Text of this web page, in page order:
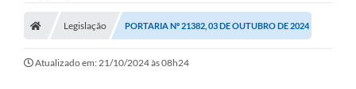
Legislação PORTARIA Nº 21382, 03 DE OUTUBRO DE 2024
Atualizado em: 21/10/2024 às 08h24